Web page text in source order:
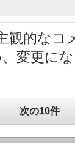
観的なコ
変更に
次の10件